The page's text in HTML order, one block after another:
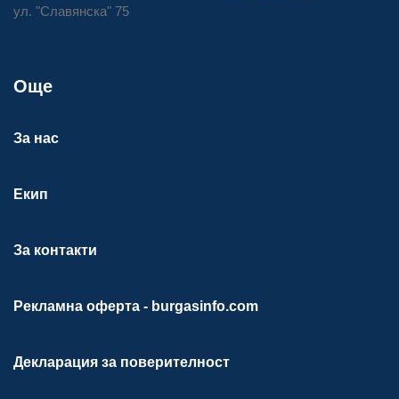
ул. "Славянска" 75
Още
За нас
Екип
За контакти
Рекламна оферта - burgasinfo.com
Декларация за поверителност